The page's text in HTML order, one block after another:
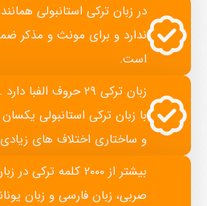
در زبان ترکی استانبولی
ندارد و برای مونث و مذکر
است.
زبان ترکی ۲۹ حروف
با زبان ترکی استانبولی
و ساختاری اختلاف های زیادی
بیشتر از ۲۰۰۰ کلمه
صربی، زبان فارسی و زبان